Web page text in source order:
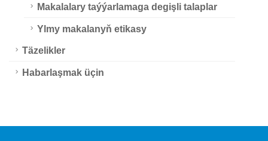
Makalalary taýýarlamaga degişli talaplar
Ylmy makalanyň etikasy
Täzelikler
Habarlaşmak üçin